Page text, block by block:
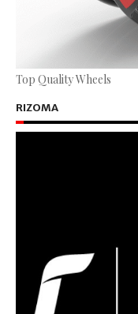
Top Quality Wheels
RIZOMA